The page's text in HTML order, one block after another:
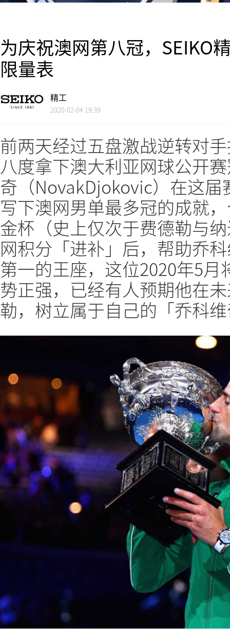
为庆祝澳网第八冠，SEIKO
限量表
精工
2020-02-04 19:39
前两天经过五盘激战逆转对
八度拿下澳大利亚网球公开
奇（NovakDjokovic）在这
写下澳网男单最多冠的成就
金杯（史上仅次于费德勒与
网积分「进补」后，帮助乔
第一的王座，这位2020年5
势正强，已经有人预期他在
勒，树立属于自己的「乔科